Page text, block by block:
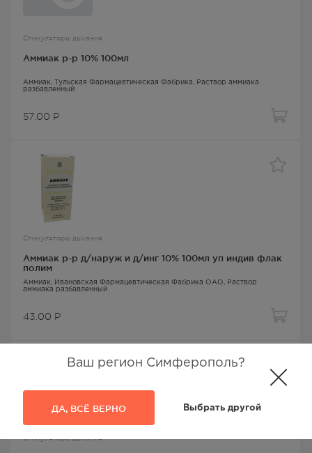
Ваш регион Симферополь?
ДА, ВСЁ ВЕРНО Выбрать другой
Стимуляторы дыхания
Аммиак р-р 10% 100мл
Аммиак , Тульская Фармацевтическая Фабрика, Раствор аммиака
разбавленный
57.00 Р
Стимуляторы дыхания
Аммиак р-р д/наруж и д/инг 10% 100мл уп индив флак
полим
Аммиак , Ивановская Фармацевтическая Фабрика ОАО, Раствор
аммиака разбавленный
43.00 Р
Стимуляторы дыхания